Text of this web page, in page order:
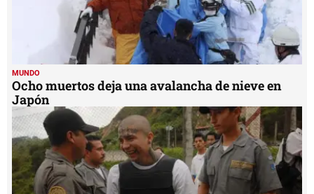
MUNDO
Ocho muertos deja una avalancha de nieve en
Japón